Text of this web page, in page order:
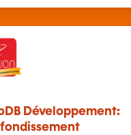
Développement: